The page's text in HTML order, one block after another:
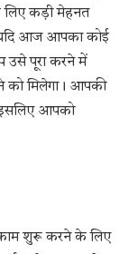
लिए कड़ी मेहनत
यदि आज आपका कोई
उसे पूरा करने में
को मिलेगा। आपकी
इसलिए आपको
शुरू करने के लिए